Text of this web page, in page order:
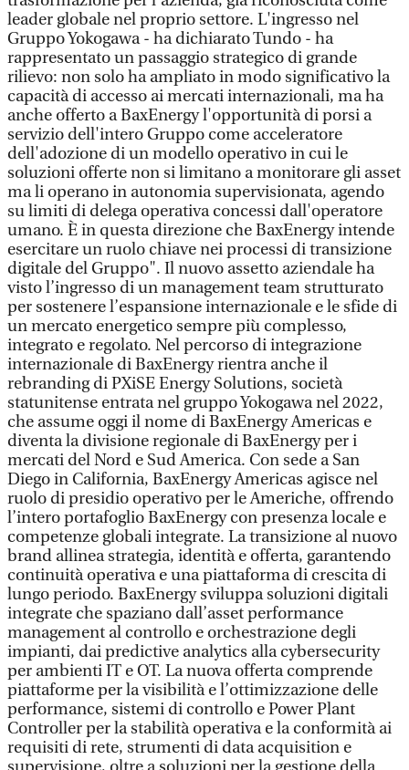
leader globale nel proprio settore. L'ingresso nel
Gruppo Yokogawa - ha dichiarato Tundo - ha
rappresentato un passaggio strategico di grande
rilievo: non solo ha ampliato in modo significativo la
capacità di accesso ai mercati internazionali, ma ha
anche offerto a BaxEnergy l'opportunità di porsi a
servizio dell'intero Gruppo come acceleratore
dell'adozione di un modello operativo in cui le
soluzioni offerte non si limitano a monitorare gli asset
ma li operano in autonomia supervisionata, agendo
su limiti di delega operativa concessi dall'operatore
umano. È in questa direzione che BaxEnergy intende
esercitare un ruolo chiave nei processi di transizione
digitale del Gruppo". Il nuovo assetto aziendale ha
visto l’ingresso di un management team strutturato
per sostenere l’espansione internazionale e le sfide di
un mercato energetico sempre più complesso,
integrato e regolato. Nel percorso di integrazione
internazionale di BaxEnergy rientra anche il
rebranding di PXiSE Energy Solutions, società
statunitense entrata nel gruppo Yokogawa nel 2022,
che assume oggi il nome di BaxEnergy Americas e
diventa la divisione regionale di BaxEnergy per i
mercati del Nord e Sud America. Con sede a San
Diego in California, BaxEnergy Americas agisce nel
ruolo di presidio operativo per le Americhe, offrendo
l’intero portafoglio BaxEnergy con presenza locale e
competenze globali integrate. La transizione al nuovo
brand allinea strategia, identità e offerta, garantendo
continuità operativa e una piattaforma di crescita di
lungo periodo. BaxEnergy sviluppa soluzioni digitali
integrate che spaziano dall’asset performance
management al controllo e orchestrazione degli
impianti, dai predictive analytics alla cybersecurity
per ambienti IT e OT. La nuova offerta comprende
piattaforme per la visibilità e l’ottimizzazione delle
performance, sistemi di controllo e Power Plant
Controller per la stabilità operativa e la conformità ai
requisiti di rete, strumenti di data acquisition e